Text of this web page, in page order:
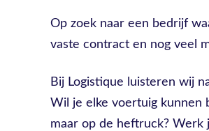
Op zoek naar een bedrijf
vaste contract en nog veel
Bij Logistique luisteren wij
Wil je elke voertuig kunnen
maar op de heftruck? Werk